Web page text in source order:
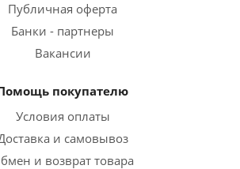
Публичная оферта
Банки - партнеры
Вакансии
покупателю
Условия оплаты
и самовывоз
и возврат товара